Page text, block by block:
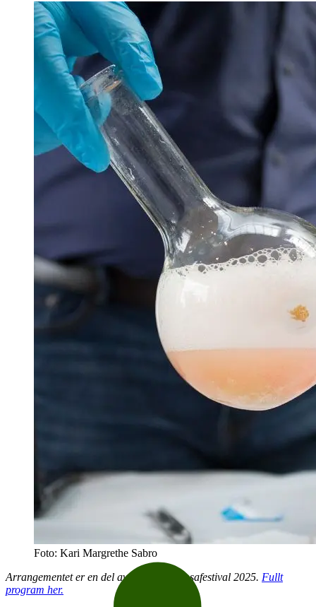
Foto: Kari Margrethe Sabro
Arrangementet er en del av Norsk sakprosafestival 2025. Fullt
program her.